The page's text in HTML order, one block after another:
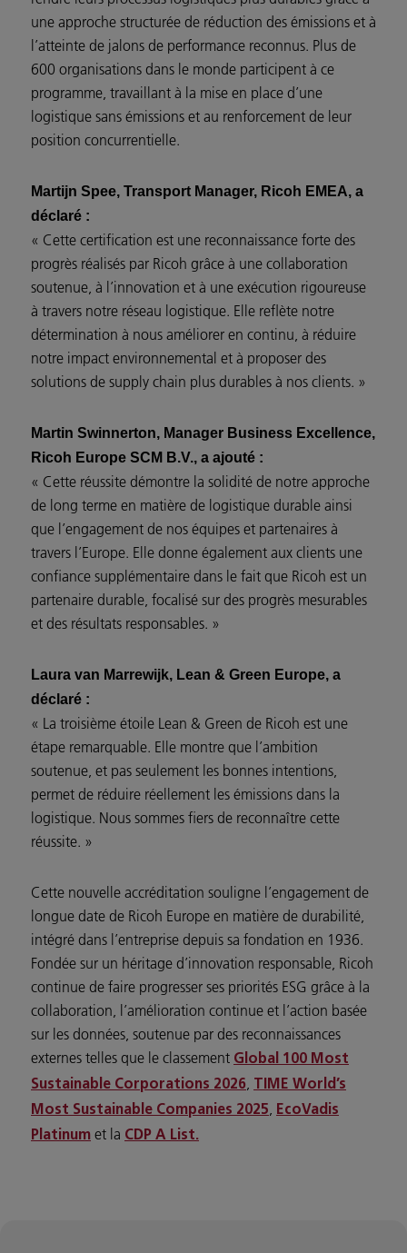
une approche structurée de réduction des émissions et à
l’atteinte de jalons de performance reconnus. Plus de
600 organisations dans le monde participent à ce
programme, travaillant à la mise en place d’une
logistique sans émissions et au renforcement de leur
position concurrentielle.
Martijn Spee, Transport Manager, Ricoh EMEA, a
déclaré :
« Cette certification est une reconnaissance forte des
progrès réalisés par Ricoh grâce à une collaboration
soutenue, à l’innovation et à une exécution rigoureuse
à travers notre réseau logistique. Elle reflète notre
détermination à nous améliorer en continu, à réduire
notre impact environnemental et à proposer des
solutions de supply chain plus durables à nos clients. »
Martin Swinnerton, Manager Business Excellence,
Ricoh Europe SCM B.V., a ajouté :
« Cette réussite démontre la solidité de notre approche
de long terme en matière de logistique durable ainsi
que l’engagement de nos équipes et partenaires à
travers l’Europe. Elle donne également aux clients une
confiance supplémentaire dans le fait que Ricoh est un
partenaire durable, focalisé sur des progrès mesurables
et des résultats responsables. »
Laura van Marrewijk, Lean & Green Europe, a
déclaré :
« La troisième étoile Lean & Green de Ricoh est une
étape remarquable. Elle montre que l’ambition
soutenue, et pas seulement les bonnes intentions,
permet de réduire réellement les émissions dans la
logistique. Nous sommes fiers de reconnaître cette
réussite. »
Cette nouvelle accréditation souligne l’engagement de
longue date de Ricoh Europe en matière de durabilité,
intégré dans l’entreprise depuis sa fondation en 1936.
Fondée sur un héritage d’innovation responsable, Ricoh
continue de faire progresser ses priorités ESG grâce à la
collaboration, l’amélioration continue et l’action basée
sur les données, soutenue par des reconnaissances
externes telles que le classement Global 100 Most
Sustainable Corporations 2026
TIME World’s
Most Sustainable Companies 2025
EcoVadis
Platinum et la CDP A List.